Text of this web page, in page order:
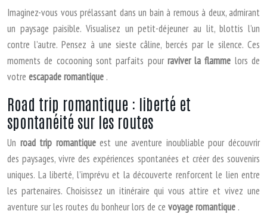
Imaginez-vous vous prélassant dans un bain à remous à deux, admirant
un paysage paisible. Visualisez un petit-déjeuner au lit, blottis l’un
contre l’autre. Pensez à une sieste câline, bercés par le silence. Ces
moments de cocooning sont parfaits pour raviver la flamme lors de
votre escapade romantique .
Road trip romantique : liberté et
spontanéité sur les routes
Un road trip romantiqueest une aventure inoubliable pour découvrir
des paysages, vivre des expériences spontanées et créer des souvenirs
uniques. La liberté, l’imprévu et la découverte renforcent le lien entre
les partenaires. Choisissez un itinéraire qui vous attire et vivez une
aventure sur les routes du bonheur lors de ce voyage romantique .